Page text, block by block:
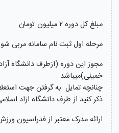
مبلغ کل دوره ۲ میلیون تومان
مرحله اول ثبت نام سامانه مربی شو ۱میلیون
مجوز این دوره (ازطرف دانشگاه
خمینی)میباشد
چنانچه تمایل به گرفتن جهت
ذکر کنید از طرف دانشگاه ازاد
ارائه مدرک معتبر از فدراسیون